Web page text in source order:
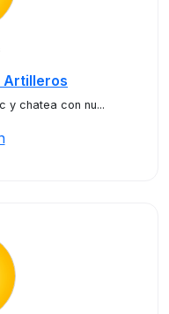
Artilleros
y chatea con nu...